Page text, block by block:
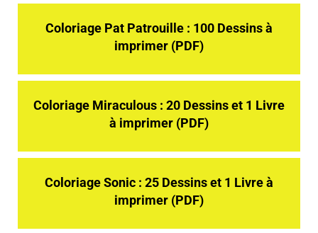
Coloriage Pat Patrouille : 100 Dessins à
imprimer (PDF)
Coloriage Miraculous : 20 Dessins et 1 Livre
à imprimer (PDF)
Coloriage Sonic : 25 Dessins et 1 Livre à
imprimer (PDF)